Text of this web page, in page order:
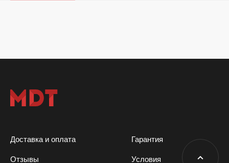
Доставка и оплата Гарантия
Отзывы
Условия